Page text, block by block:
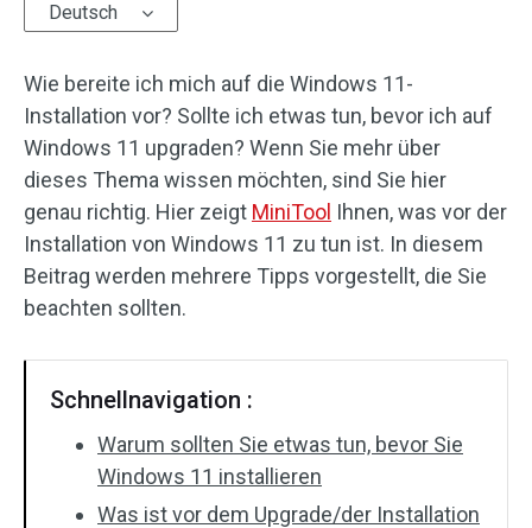
Deutsch
Wie bereite ich mich auf die Windows 11-
Installation vor? Sollte ich etwas tun, bevor ich auf
Windows 11 upgraden? Wenn Sie mehr über
dieses Thema wissen möchten, sind Sie hier
genau richtig. Hier zeigt MiniTool Ihnen, was vor der
Installation von Windows 11 zu tun ist. In diesem
Beitrag werden mehrere Tipps vorgestellt, die Sie
beachten sollten.
Schnellnavigation :
Warum sollten Sie etwas tun, bevor Sie
Windows 11 installieren
Was ist vor dem Upgrade/der Installation